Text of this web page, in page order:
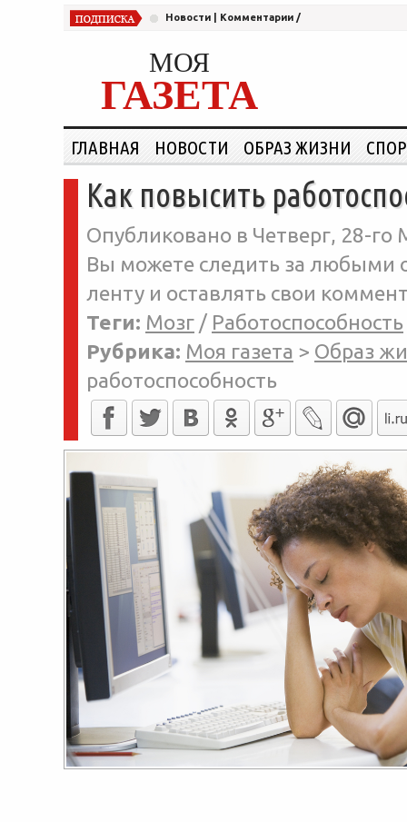
Новости Комментарии /
МОЯ
ГАЗЕТА
ГЛАВНАЯ НОВОСТИ ОБРАЗ ЖИЗНИ
Как повысить
Опубликовано в Четверг, 28-го
Вы можете следить за любыми
ленту и оставлять свои
Теги: Мозг / Работоспособность
Рубрика: Моя газета > Образ
работоспособность